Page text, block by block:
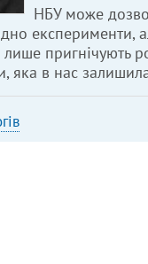
НБУ може
експерименти,
лише пригнічують
яка в нас